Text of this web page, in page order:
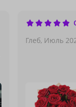
Глеб, Июль